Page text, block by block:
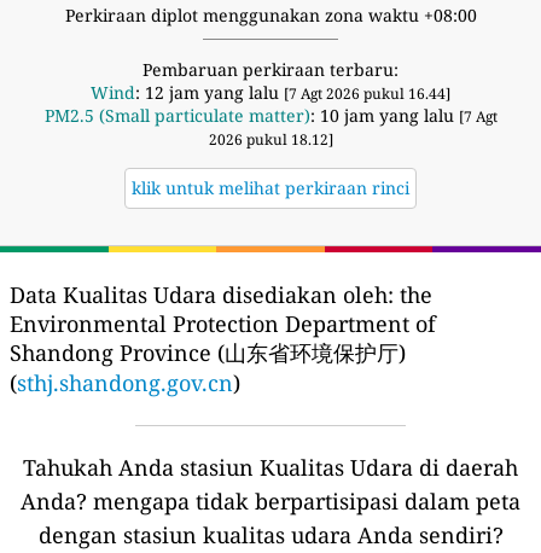
Perkiraan diplot menggunakan zona waktu +08:00
Pembaruan perkiraan terbaru:
Wind: 12 jam yang lalu [7 Agt 2026 pukul 16.44]
PM2.5 (Small particulate matter): 10 jam yang lalu [7 Agt
2026 pukul 18.12]
klik untuk melihat perkiraan rinci
Data Kualitas Udara disediakan oleh: the
Environmental Protection Department of
Shandong Province (山东省环境保护厅)
(sthj.shandong.gov.cn)
Tahukah Anda stasiun Kualitas Udara di daerah
Anda? mengapa tidak berpartisipasi dalam peta
dengan stasiun kualitas udara Anda sendiri?